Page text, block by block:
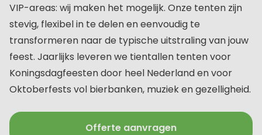
VIP-areas: wij maken het mogelijk. Onze tenten zijn
stevig, flexibel in te delen en eenvoudig te
transformeren naar de typische uitstraling van jouw
feest. Jaarlijks leveren we tientallen tenten voor
Koningsdagfeesten door heel Nederland en voor
Oktoberfests vol bierbanken, muziek en gezelligheid.
Offerte aanvragen